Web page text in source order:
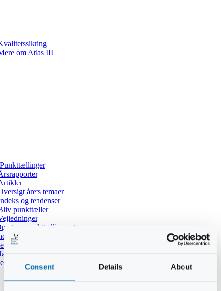
Consent Details About
om Atlas III
Punkttællinger
årets temaer
og tendenser
punkttæller
ny punkttællingsrute
udført tælling i DOFbasen
dine tidligere punkttællinger
i mørket